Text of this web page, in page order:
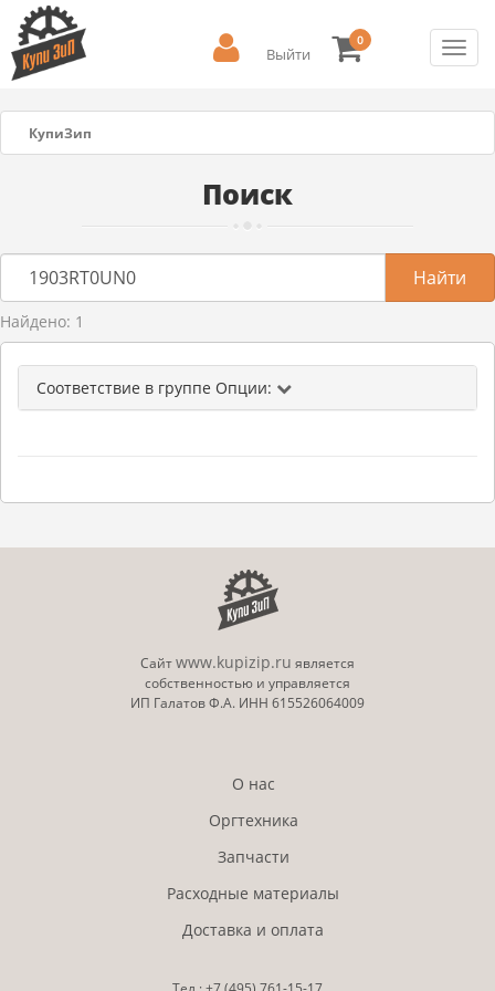
Выйти
0
КупиЗип
Поиск
Найдено: 1
Соответствие в группе Опции:
Сайтwww.kupizip.ru является
собственностью и управляется
ИП Галатов Ф.А. ИНН 615526064009
О нас
Оргтехника
Запчасти
Расходные материалы
Доставка и оплата